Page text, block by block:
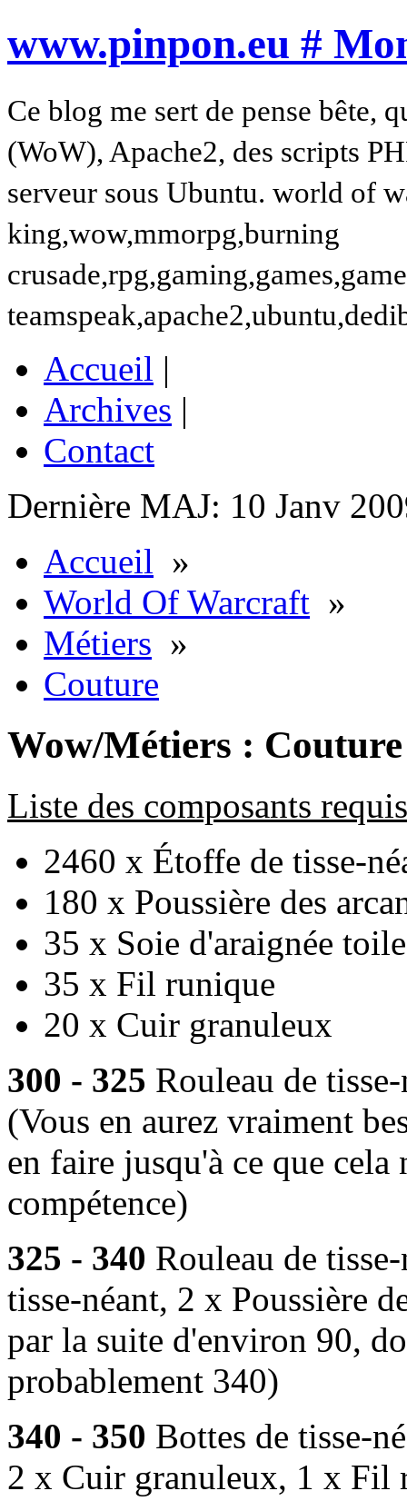
www.pinpon.eu #
Ce blog me sert de pense bête,
(WoW), Apache2, des scripts
serveur sous Ubuntu. world of
king,wow,mmorpg,burning
Accueil |
Archives |
Contact
Dernière MAJ: 10 Janv
Accueil »
World Of Warcraft »
Métiers »
Couture
Wow/Métiers : Couture
Liste des composants
2460 x Étoffe de tisse-
180 x Poussière des
35 x Soie d'araignée
35 x Fil runique
20 x Cuir granuleux
300 - 325 Rouleau de
(Vous en aurez vraiment
en faire jusqu'à ce que
compétence)
325 - 340 Rouleau de
tisse-néant, 2 x Poussière
par la suite d'environ 90,
probablement 340)
340 - 350 Bottes de tisse-
2 x Cuir granuleux, 1 x Fil